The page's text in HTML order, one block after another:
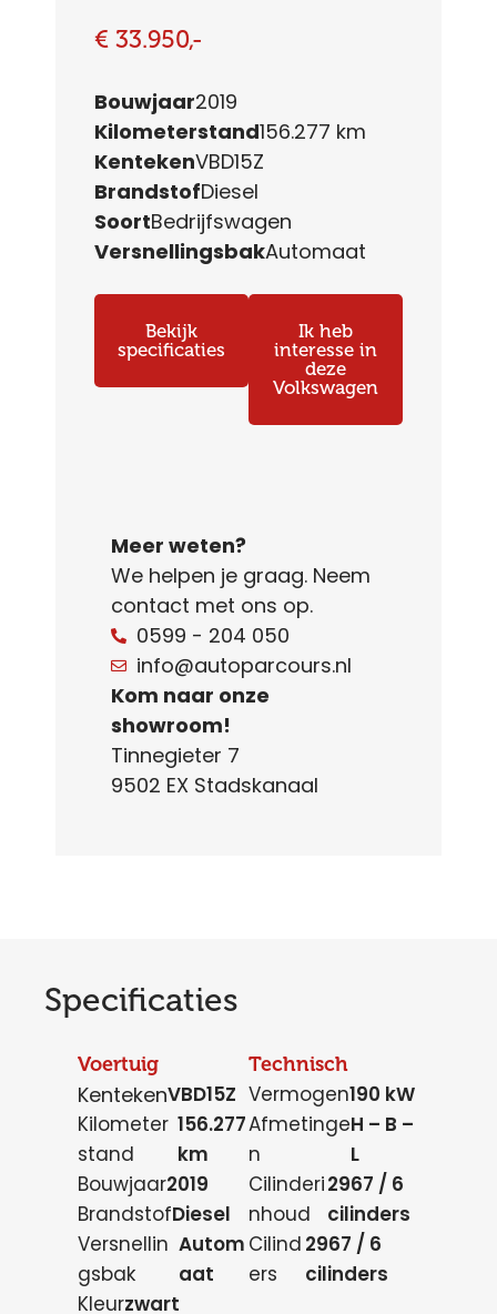
€ 33.950,-
Bouwjaar2019
Kilometerstand156.277 km
KentekenVBD15Z
BrandstofDiesel
SoortBedrijfswagen
VersnellingsbakAutomaat
Bekijk
specificaties
Ik heb
interesse in
deze
Volkswagen
Meer weten?
We helpen je graag. Neem
contact met ons op.
0599 - 204 050
info@autoparcours.nl
Kom naar onze
showroom!
Tinnegieter 7
9502 EX Stadskanaal
Specificaties
Voertuig
KentekenVBD15Z
Kilometer
stand
156.277
km
Bouwjaar2019
BrandstofDiesel
Versnellin
gsbak
Autom
aat
Kleurzwart
Technisch
Vermogen190 kW
Afmetinge
n
H – B –
L
Cilinderi
nhoud
2967 / 6
cilinders
Cilind
ers
2967 / 6
cilinders